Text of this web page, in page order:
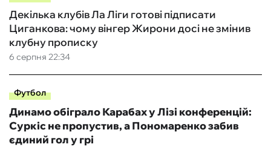
6 серпня 22:34
Декілька клубів Ла Ліги готові підписати
Циганкова: чому вінгер Жирони досі не змінив
клубну прописку
Футбол
Динамо обіграло Карабах у Лізі конференцій:
Суркіс не пропустив, а Пономаренко забив
єдиний гол у грі